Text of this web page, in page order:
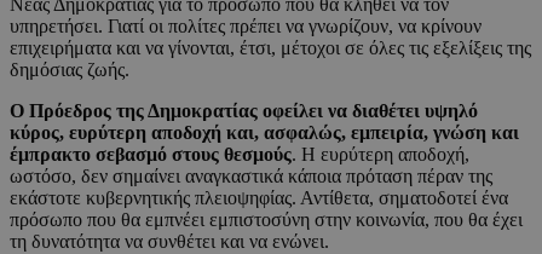
Νέας Δημοκρατίας για το πρόσωπο που θα κληθεί να τον
υπηρετήσει. Γιατί οι πολίτες πρέπει να γνωρίζουν, να κρίνουν
επιχειρήματα και να γίνονται, έτσι, μέτοχοι σε όλες τις εξελίξεις της
δημόσιας ζωής.
Ο Πρόεδρος της Δημοκρατίας οφείλει να διαθέτει υψηλό
κύρος, ευρύτερη αποδοχή και, ασφαλώς, εμπειρία, γνώση και
έμπρακτο σεβασμό στους θεσμούς. Η ευρύτερη αποδοχή,
ωστόσο, δεν σημαίνει αναγκαστικά κάποια πρόταση πέραν της
εκάστοτε κυβερνητικής πλειοψηφίας. Αντίθετα, σηματοδοτεί ένα
πρόσωπο που θα εμπνέει εμπιστοσύνη στην κοινωνία, που θα έχει
τη δυνατότητα να συνθέτει και να ενώνει.